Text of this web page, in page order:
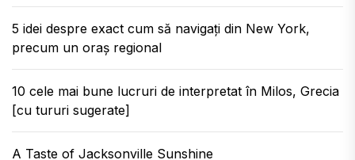
5 idei despre exact cum să navigați din New York,
precum un oraș regional
10 cele mai bune lucruri de interpretat în Milos, Grecia
[cu tururi sugerate]
A Taste of Jacksonville Sunshine